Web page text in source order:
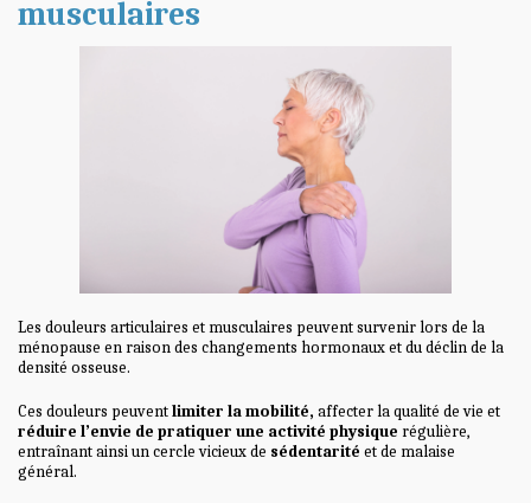
musculaires
Les douleurs articulaires et musculaires peuvent survenir lors de la
ménopause en raison des changements hormonaux et du déclin de la
densité osseuse.
Ces douleurs peuventlimiter la mobilité, affecter la qualité de vie et
réduire l’envie de pratiquer une activité physique régulière,
entraînant ainsi un cercle vicieux de sédentarité et de malaise
général.